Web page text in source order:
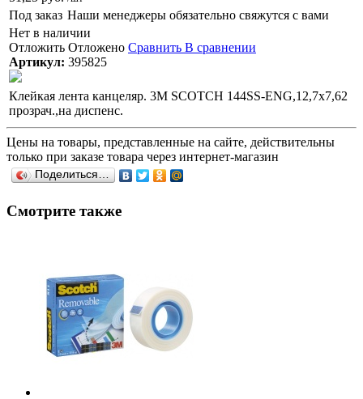
Под заказ Наши менеджеры обязательно свяжутся с вами
Нет в наличии
Отложить Отложено Сравнить В сравнении
Артикул: 395825
Клейкая лента канцеляр. 3M SCOTCH 144SS-ENG,12,7х7,62
прозрач.,на диспенс.
Цены на товары, представленные на сайте, действительны
только при заказе товара через интернет-магазин
Поделиться…
Смотрите также